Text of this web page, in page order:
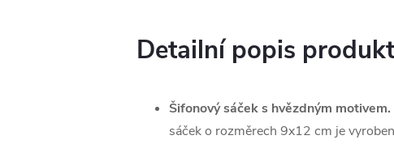
Detailní popis
Šifonový sáček s hvězdným motivem.
sáček o rozměrech 9x12 cm je